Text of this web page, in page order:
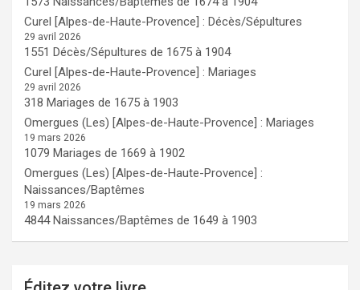
Curel [Alpes-de-Haute-Provence] : Décès/Sépultures
29 avril 2026
1551 Décès/Sépultures de 1675 à 1904
Curel [Alpes-de-Haute-Provence] : Mariages
29 avril 2026
318 Mariages de 1675 à 1903
Omergues (Les) [Alpes-de-Haute-Provence] : Mariages
19 mars 2026
1079 Mariages de 1669 à 1902
Omergues (Les) [Alpes-de-Haute-Provence] :
Naissances/Baptêmes
19 mars 2026
4844 Naissances/Baptêmes de 1649 à 1903